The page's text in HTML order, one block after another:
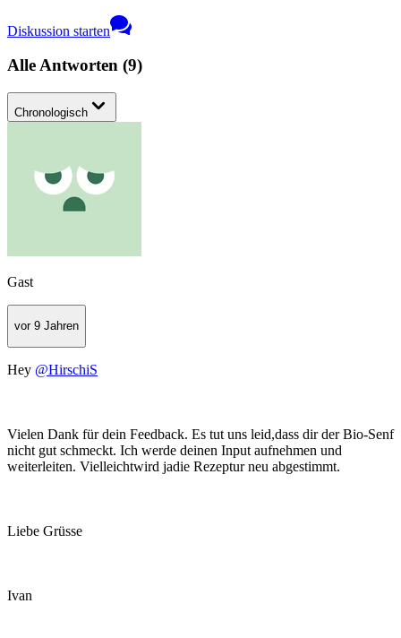
Diskussion starten
Alle Antworten (9)
Chronologisch
Gast
vor 9 Jahren
Hey @HirschiS
Vielen Dank für dein Feedback. Es tut uns leid,dass dir der Bio-Senf
nicht gut schmeckt. Ich werde deinen Input aufnehmen und
weiterleiten. Vielleichtwird jadie Rezeptur neu abgestimmt.
Liebe Grüsse
Ivan